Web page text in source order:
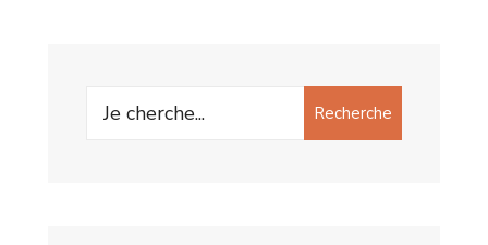
Search
Recherche